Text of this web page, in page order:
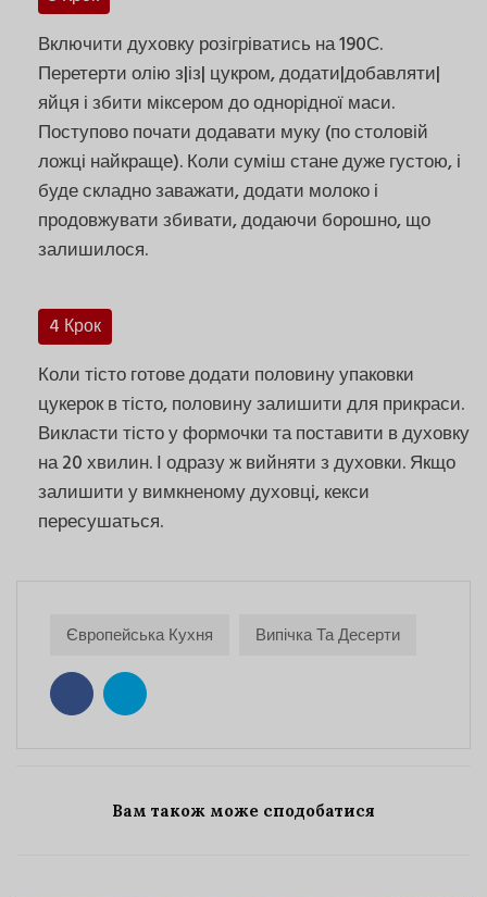
Включити духовку розігріватись на 190С.
Перетерти олію з|із| цукром, додати|добавляти|
яйця і збити міксером до однорідної маси.
Поступово почати додавати муку (по столовій
ложці найкраще). Коли суміш стане дуже густою, і
буде складно заважати, додати молоко і
продовжувати збивати, додаючи борошно, що
залишилося.
4 Крок
Коли тісто готове додати половину упаковки
цукерок в тісто, половину залишити для прикраси.
Викласти тісто у формочки та поставити в духовку
на 20 хвилин. І одразу ж вийняти з духовки. Якщо
залишити у вимкненому духовці, кекси
пересушаться.
Європейська Кухня Випічка Та Десерти
Вам також може сподобатися